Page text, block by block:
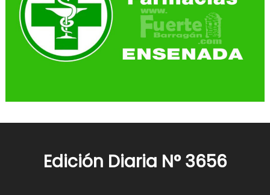
Edición Diaria N° 3656